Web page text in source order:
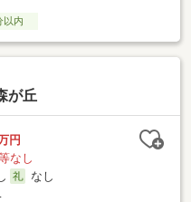
以内
が丘
円
なし
なし